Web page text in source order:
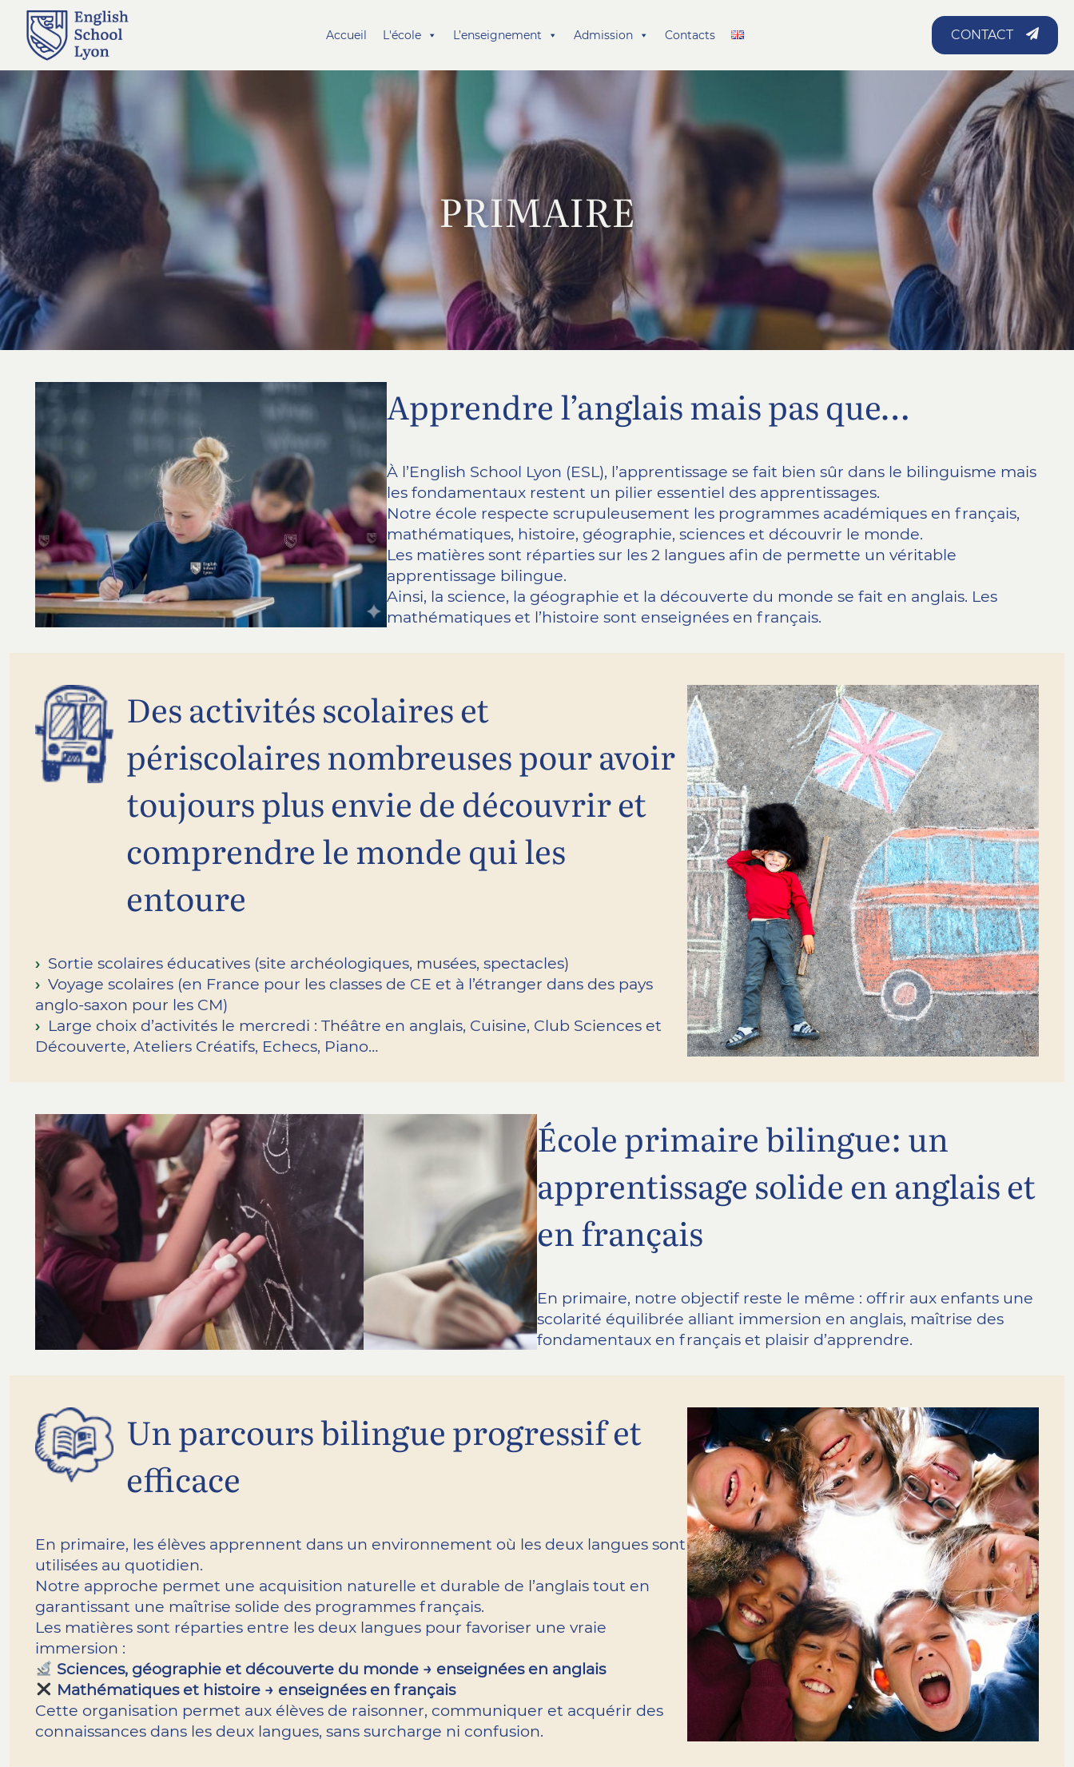
Accueil L'école L’enseignement Admission Contacts CONTACT
PRIMAIRE
Apprendre l’anglais mais pas que…
À l’English School Lyon (ESL), l’apprentissage se fait bien sûr dans le bilinguisme mais
les fondamentaux restent un pilier essentiel des apprentissages.
Notre école respecte scrupuleusement les programmes académiques en français,
mathématiques, histoire, géographie, sciences et découvrir le monde.
Les matières sont réparties sur les 2 langues afin de permette un véritable
apprentissage bilingue.
Ainsi, la science, la géographie et la découverte du monde se fait en anglais. Les
mathématiques et l’histoire sont enseignées en français.
Des activités scolaires et
périscolaires nombreuses pour avoir
toujours plus envie de découvrir et
comprendre le monde qui les
entoure
Sortie scolaires éducatives (site archéologiques, musées, spectacles)
Voyage scolaires (en France pour les classes de CE et à l’étranger dans des pays
anglo-saxon pour les CM)
Large choix d’activités le mercredi : Théâtre en anglais, Cuisine, Club Sciences et
Découverte, Ateliers Créatifs, Echecs, Piano…
École primaire bilingue: un
apprentissage solide en anglais et
en français
En primaire, notre objectif reste le même : offrir aux enfants une
scolarité équilibrée alliant immersion en anglais, maîtrise des
fondamentaux en français et plaisir d’apprendre.
Un parcours bilingue progressif et
efficace
En primaire, les élèves apprennent dans un environnement où les deux langues sont
utilisées au quotidien.
Notre approche permet une acquisition naturelle et durable de l’anglais tout en
garantissant une maîtrise solide des programmes français.
Les matières sont réparties entre les deux langues pour favoriser une vraie
immersion :
Sciences, géographie et découverte du monde → enseignées en anglais
Mathématiques et histoire → enseignées en français
Cette organisation permet aux élèves de raisonner, communiquer et acquérir des
connaissances dans les deux langues, sans surcharge ni confusion.